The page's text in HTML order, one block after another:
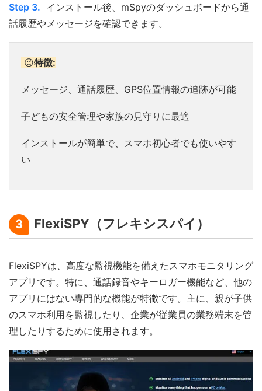
Step 3. インストール後、mSpyのダッシュボードから通
話履歴やメッセージを確認できます。
😉特徴:
メッセージ、通話履歴、GPS位置情報の追跡が可能
子どもの安全管理や家族の見守りに最適
インストールが簡単で、スマホ初心者でも使いやす
い
3 FlexiSPY（フレキシスパイ）
FlexiSPYは、高度な監視機能を備えたスマホモニタリング
アプリです。特に、通話録音やキーロガー機能など、他の
アプリにはない専門的な機能が特徴です。主に、親が子供
のスマホ利用を監視したり、企業が従業員の業務端末を管
理したりするために使用されます。